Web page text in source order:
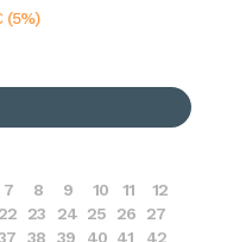
(5%)
7 8 9 10 11
12
22 23 24 25 26
27
38 39 40 41
42